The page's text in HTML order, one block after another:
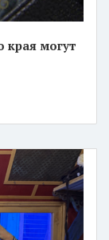
края могут